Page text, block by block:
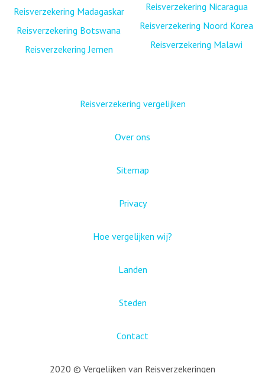
Reisverzekering Madagaskar
Reisverzekering Botswana
Reisverzekering Jemen
Reisverzekering Nicaragua
Reisverzekering Noord Korea
Reisverzekering Malawi
Reisverzekering vergelijken
Over ons
Sitemap
Privacy
Hoe vergelijken wij?
Landen
Steden
Contact
2020 © Vergelijken van Reisverzekeringen